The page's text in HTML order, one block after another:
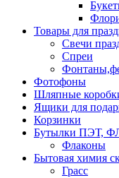
Товары для
Свечи
Спреи
Фотофоны
Шляпные
Ящики для
Корзинки
Бутылки ПЭТ,
Флаконы
Бытовая химия
Грасс